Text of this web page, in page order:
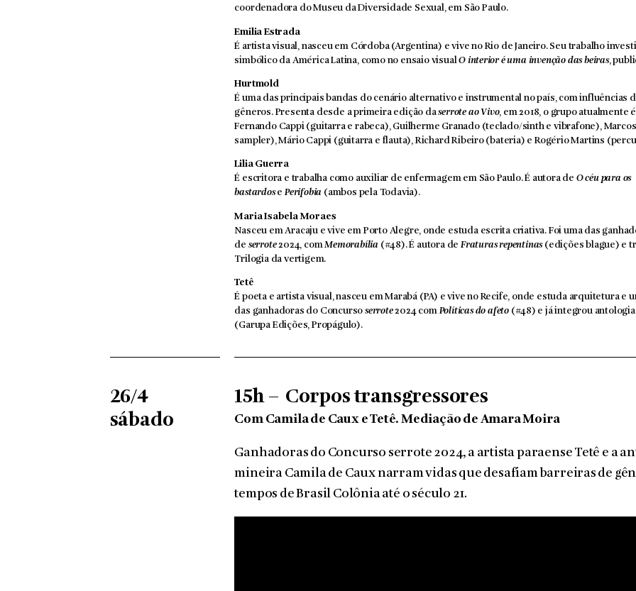
coordenadora do Museu da Diversidade Sexual, em São Paulo.
Emilia Estrada
É artista visual, nasceu em Córdoba (Argentina) e vive no Rio de Janeiro. Seu trabalho
simbólico da América Latina, como no ensaio visualO interior é uma invenção das beiras,
Hurtmold
É uma das principais bandas do cenário alternativo e instrumental no país, com influências
gêneros. Presenta desde a primeira edição daserrote ao Vivo, em 2018, o grupo atualmente
Fernando Cappi (guitarra e rabeca), Guilherme Granado (teclado/sinth e vibrafone),
sampler), Mário Cappi (guitarra e flauta), Richard Ribeiro (bateria) e Rogério Martins
Lilia Guerra
É escritora e trabalha como auxiliar de enfermagem em São Paulo. É autora de O céu para os
bastardose Perifobia (ambos pela Todavia).
Maria Isabela Moraes
Nasceu em Aracaju e vive em Porto Alegre, onde estuda escrita criativa. Foi uma das
de serrote2024, comMemorabília(#48). É autora de Fraturas repentinas(edições blague) e
Trilogia da vertigem.
Tetê
É poeta e artista visual, nasceu em Marabá (PA) e vive no Recife, onde estuda arquitetura e
das ganhadoras do Concurso serrote2024 com Políticas do afeto(#48) e já integrou
(Garupa Edições, Propágulo).
26/4
sábado
15h – Corpos transgressores
Com Camila de Caux e Tetê. Mediação de Amara Moira
Ganhadoras do Concurso serrote 2024, a artista paraense Tetê e a
mineira Camila de Caux narram vidas que desafiam barreiras de
tempos de Brasil Colônia até o século 21.